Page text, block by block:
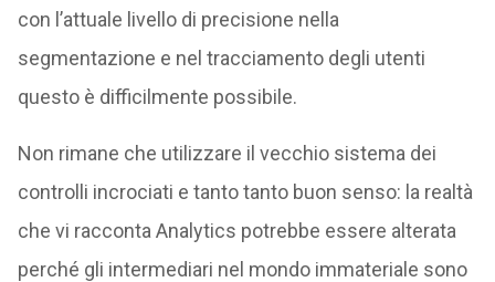
con l’attuale livello di precisione nella
segmentazione e nel tracciamento degli utenti
questo è difficilmente possibile.
Non rimane che utilizzare il vecchio sistema dei
controlli incrociati e tanto tanto buon senso: la realtà
che vi racconta Analytics potrebbe essere alterata
perché gli intermediari nel mondo immateriale sono